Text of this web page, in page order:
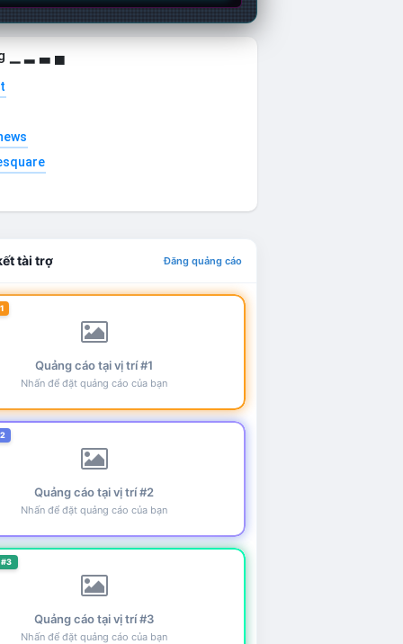
▁ ▂ ▃ ▄
tài trợ Đăng quảng cáo
Quảng cáo tại vị trí #1
Nhấn để đặt quảng cáo của bạn
Quảng cáo tại vị trí #2
Nhấn để đặt quảng cáo của bạn
Quảng cáo tại vị trí #3
Nhấn để đặt quảng cáo của bạn